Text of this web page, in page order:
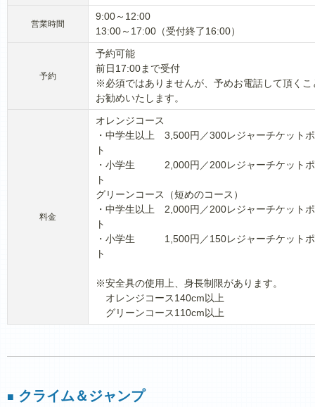
営業時間
9:00～12:00
13:00～17:00（受付終了16:00）
予約
予約可能
前日17:00まで受付
※必須ではありませんが、予めお電話して頂くこ
お勧めいたします。
料金
オレンジコース
・中学生以上 3,500円／300レジャーチケット
ト
・小学生 2,000円／200レジャーチケットポ
ト
グリーンコース（短めのコース）
・中学生以上 2,000円／200レジャーチケット
ト
・小学生 1,500円／150レジャーチケットポ
ト
※安全具の使用上、身長制限があります。
オレンジコース140cm以上
グリーンコース110cm以上
■ クライム＆ジャンプ